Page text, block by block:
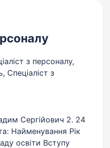
з персоналу,
з
Сергійович 2. 24
Найменування Рік
освіти Вступу